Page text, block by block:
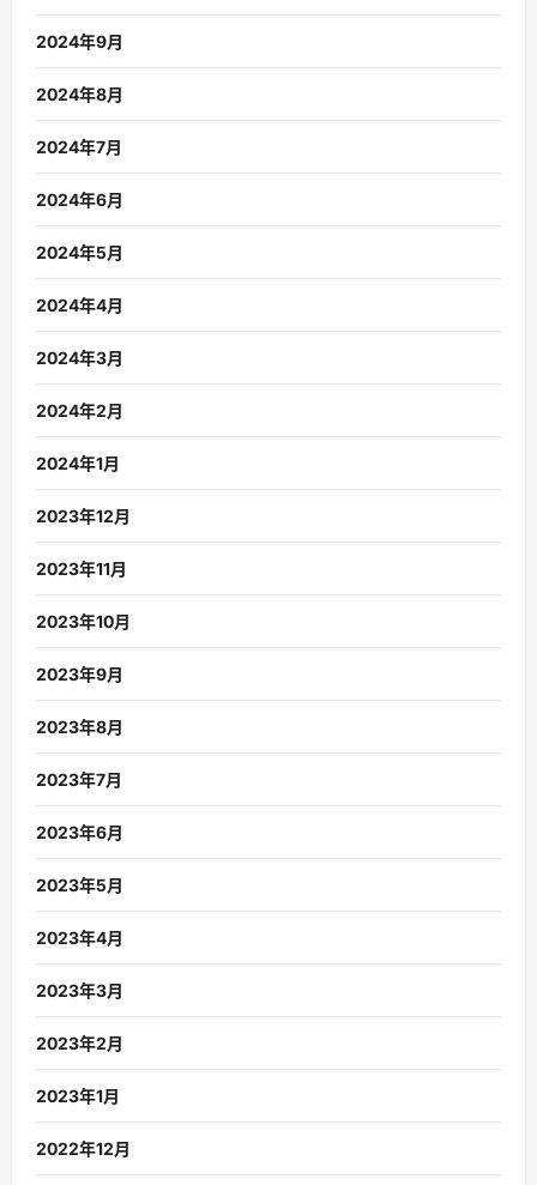
2024年9月
2024年8月
2024年7月
2024年6月
2024年5月
2024年4月
2024年3月
2024年2月
2024年1月
2023年12月
2023年11月
2023年10月
2023年9月
2023年8月
2023年7月
2023年6月
2023年5月
2023年4月
2023年3月
2023年2月
2023年1月
2022年12月